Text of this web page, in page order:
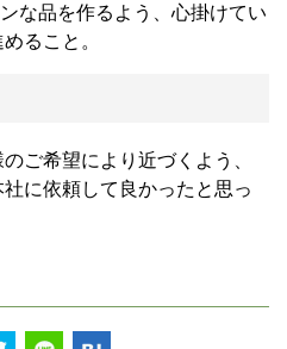
な品を作るよう、心掛けてい
ること。
ご希望により近づくよう、
に依頼して良かったと思っ